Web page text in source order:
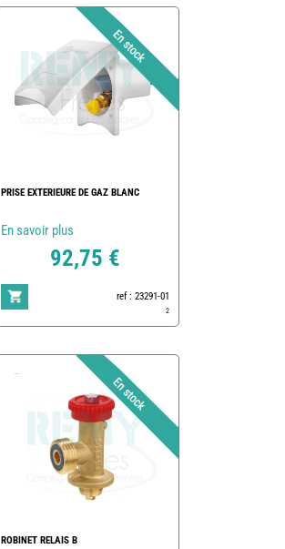
PRISE EXTERIEURE DE GAZ BLANC
En savoir plus
92,75 €
ref : 23291-01
2
ROBINET RELAIS B